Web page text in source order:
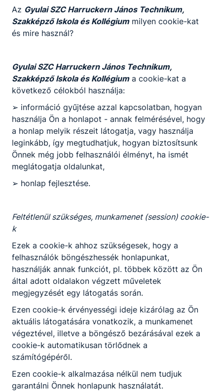
szakácsként.
Azoknak a kreatív fiataloknak ajánljuk, akik
szeretnek alkotni. Folyamatos fejlődésre és
ételben.
KOMPETENCIAELVÁRÁS
Remek ízérzék, nagy terhelhetőség, jó stressztűrő
képesség, kiváló kommunikációs készség, a
szakma és a kollégák iránt tanúsított alázat,
problémamegoldó képesség, kreativitás,
együttműködő képesség.
a vezetőszakács utasításait követve ételt
praktikusság és az esztétikusság
figyelembevételével;
előkészítő, elkészítő és befejező
műveleteket hajt végre;
árut rendel, árut vesz át, árut raktároz
szakosítva;
betartja és betartatja a HACCP
szabályzatot;
anyagi és erkölcsi felelősséget vállal a
rábízott javakért;
a konyhatechnológiai eljárásokat
tudatosan alkalmazza;
képes a segédszemélyzet munkáját
Az Gyulai SZC Harruckern János Technikum,
Szakképző Iskola és Kollégiummilyen cookie-kat
és mire használ?
Gyulai SZC Harruckern János Technikum,
Szakképző Iskola és Kollégiuma cookie-kat a
következő célokból használja:
➢ információ gyűjtése azzal kapcsolatban, hogyan
használja Ön a honlapot - annak felmérésével, hogy
a honlap melyik részeit látogatja, vagy használja
leginkább, így megtudhatjuk, hogyan biztosítsunk
Önnek még jobb felhasználói élményt, ha ismét
meglátogatja oldalunkat,
➢ honlap fejlesztése.
Feltétlenül szükséges, munkamenet (session) cookie-
k
Ezek a cookie-k ahhoz szükségesek, hogy a
felhasználók böngészhessék honlapunkat,
használják annak funkciót, pl. többek között az Ön
által adott oldalakon végzett műveletek
megjegyzését egy látogatás során.
Ezen cookie-k érvényességi ideje kizárólag az Ön
aktuális látogatására vonatkozik, a munkamenet
végeztével, illetve a böngésző bezárásával ezek a
cookie-k automatikusan törlődnek a
számítógépéről.
Ezen cookie-k alkalmazása nélkül nem tudjuk
garantálni Önnek honlapunk használatát.